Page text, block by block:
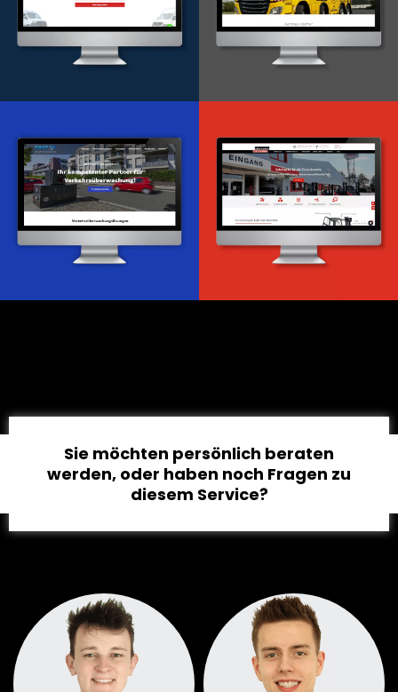
WordPress Entwicklung
Webdesign & -entwicklung
Sie möchten persönlich beraten
werden, oder haben noch Fragen zu
diesem Service?